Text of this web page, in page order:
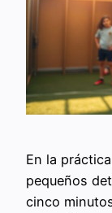
En la
pequeños
cinco